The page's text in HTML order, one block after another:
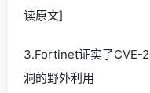
读原文]
3.Fortinet证实了CVE-
洞的野外利用